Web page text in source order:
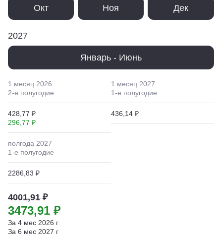
Окт Ноя Дек
2027
Январь - Июнь
1 месяц 2026
2-е полугодие
428,77 ₽
296,77 ₽
1 месяц 2027
1-е полугодие
436,14 ₽
полгода 2027
1-е полугодие
2286,83 ₽
4001,91 ₽
3473,91 ₽
За 4 мес 2026 г
За 6 мес 2027 г